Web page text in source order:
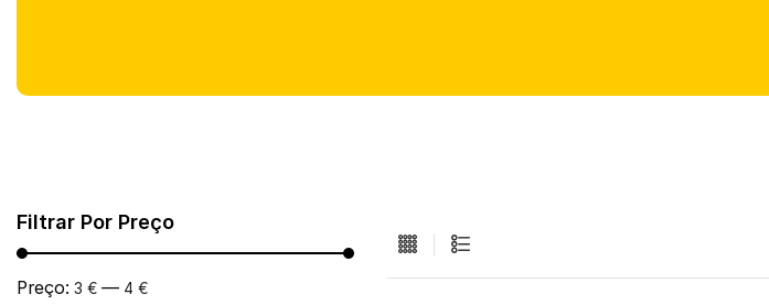
Filtrar Por Preço
Preço: 3 € — 4 €